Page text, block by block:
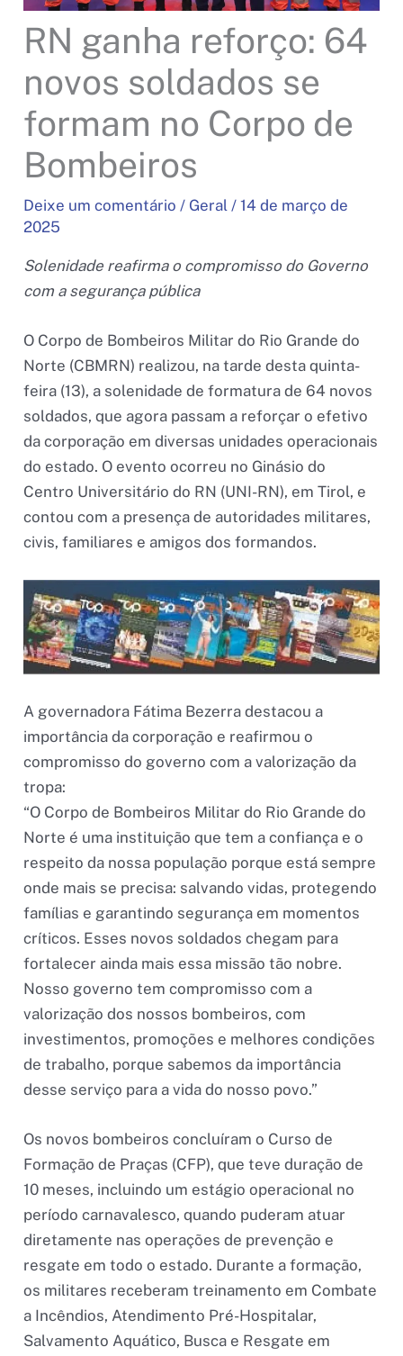
RN ganha reforço: 64
novos soldados se
formam no Corpo de
Bombeiros
Deixe um comentário / Geral /14 de março de
2025
Solenidade reafirma o compromisso do Governo
com a segurança pública
O Corpo de Bombeiros Militar do Rio Grande do
Norte (CBMRN) realizou, na tarde desta quinta-
feira (13), a solenidade de formatura de 64 novos
soldados, que agora passam a reforçar o efetivo
da corporação em diversas unidades operacionais
do estado. O evento ocorreu no Ginásio do
Centro Universitário do RN (UNI-RN), em Tirol, e
contou com a presença de autoridades militares,
civis, familiares e amigos dos formandos.
A governadora Fátima Bezerra destacou a
importância da corporação e reafirmou o
compromisso do governo com a valorização da
tropa:
“O Corpo de Bombeiros Militar do Rio Grande do
Norte é uma instituição que tem a confiança e o
respeito da nossa população porque está sempre
onde mais se precisa: salvando vidas, protegendo
famílias e garantindo segurança em momentos
críticos. Esses novos soldados chegam para
fortalecer ainda mais essa missão tão nobre.
Nosso governo tem compromisso com a
valorização dos nossos bombeiros, com
investimentos, promoções e melhores condições
de trabalho, porque sabemos da importância
desse serviço para a vida do nosso povo.”
Os novos bombeiros concluíram o Curso de
Formação de Praças (CFP), que teve duração de
10 meses, incluindo um estágio operacional no
período carnavalesco, quando puderam atuar
diretamente nas operações de prevenção e
resgate em todo o estado. Durante a formação,
os militares receberam treinamento em Combate
a Incêndios, Atendimento Pré-Hospitalar,
Salvamento Aquático, Busca e Resgate em